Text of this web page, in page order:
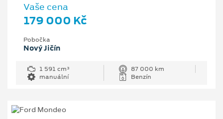
Vaše cena
179 000 Kč
Pobočka
Nový Jičín
1 591 cm³
87 000 km
manuální
Benzín